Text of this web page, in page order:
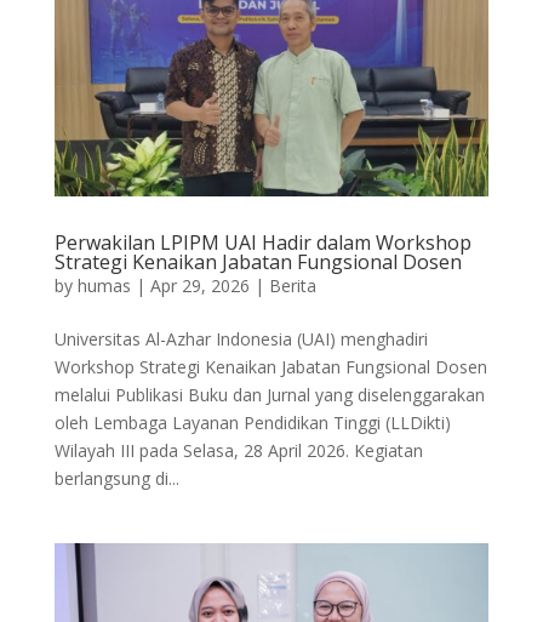
Perwakilan LPIPM UAI Hadir dalam Workshop
Strategi Kenaikan Jabatan Fungsional Dosen
by humas | Apr 29, 2026 | Berita
Universitas Al-Azhar Indonesia (UAI) menghadiri
Workshop Strategi Kenaikan Jabatan Fungsional Dosen
melalui Publikasi Buku dan Jurnal yang diselenggarakan
oleh Lembaga Layanan Pendidikan Tinggi (LLDikti)
Wilayah III pada Selasa, 28 April 2026. Kegiatan
berlangsung di...